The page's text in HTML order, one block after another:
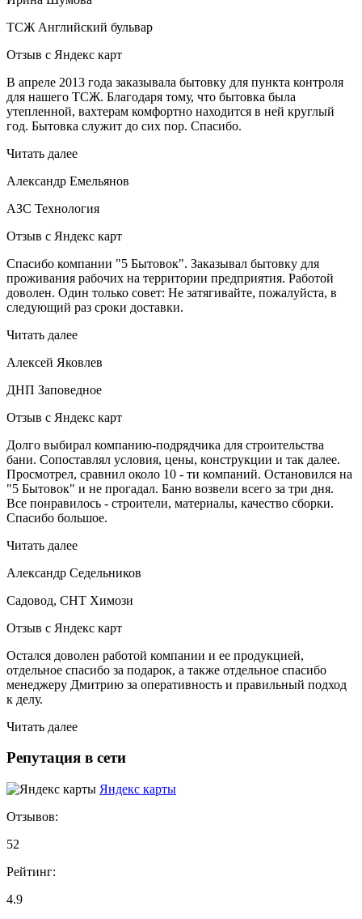
ТСЖ Английский бульвар
Отзыв с Яндекс карт
В апреле 2013 года заказывала бытовку для пункта контроля
для нашего ТСЖ. Благодаря тому, что бытовка была
утепленной, вахтерам комфортно находится в ней круглый
год. Бытовка служит до сих пор. Спасибо.
Читать далее
Александр Емельянов
АЗС Технология
Отзыв с Яндекс карт
Спасибо компании "5 Бытовок". Заказывал бытовку для
проживания рабочих на территории предприятия. Работой
доволен. Один только совет: Не затягивайте, пожалуйста, в
следующий раз сроки доставки.
Читать далее
Алексей Яковлев
ДНП Заповедное
Отзыв с Яндекс карт
Долго выбирал компанию-подрядчика для строительства
бани. Сопоставлял условия, цены, конструкции и так далее.
Просмотрел, сравнил около 10 - ти компаний. Остановился на
"5 Бытовок" и не прогадал. Баню возвели всего за три дня.
Все понравилось - строители, материалы, качество сборки.
Спасибо большое.
Читать далее
Александр Седельников
Садовод, СНТ Химози
Отзыв с Яндекс карт
Остался доволен работой компании и ее продукцией,
отдельное спасибо за подарок, а также отдельное спасибо
менеджеру Дмитрию за оперативность и правильный подход
к делу.
Читать далее
Репутация в сети
Яндекс карты
Отзывов:
52
Рейтинг:
4.9